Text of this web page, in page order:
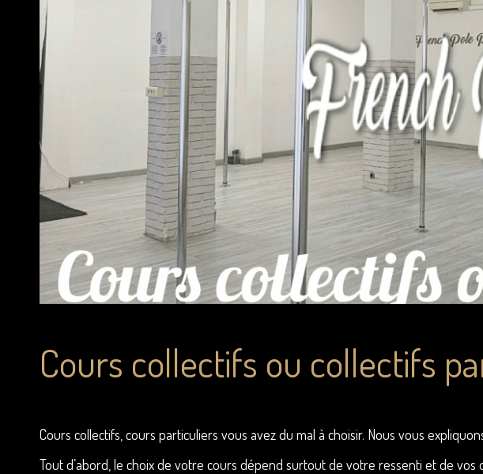
Cours collectifs ou collectifs
Cours collectifs, cours particuliers vous avez du mal à choisir. Nous vous
Tout d’abord, le choix de votre cours dépend surtout de votre ressenti et de vos